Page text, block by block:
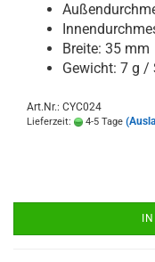
Breite: 35 mm
Gewicht: 7 g /
Art.Nr.: CYC024
Lieferzeit: 4-5 Tage